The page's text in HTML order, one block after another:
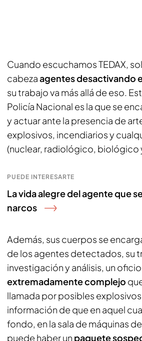
Cuando escuchamos TEDAX,
cabezaagentes desactivando
su trabajo va más allá de eso.
Policía Nacional es la que se
y actuar ante la presencia de
explosivos, incendiarios y
(nuclear, radiológico, biológico
PUEDE INTERESARTE
La vida alegre del agente que
narcos
Además, sus cuerpos se
de los agentes detectados, su
investigación y análisis, un oficio
extremadamente complejo
llamada por posibles
información de que en aquel
fondo, en la sala de máquinas
puede haber un paquete